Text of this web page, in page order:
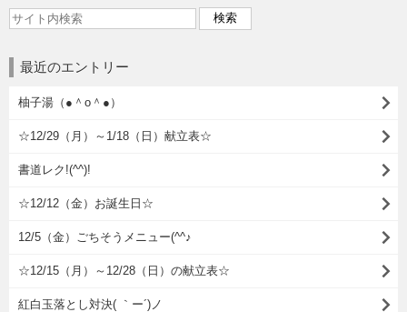
最近のエントリー
柚子湯（●＾o＾●）
☆12/29（月）～1/18（日）献立表☆
書道レク!(^^)!
☆12/12（金）お誕生日☆
12/5（金）ごちそうメニュー(^^♪
☆12/15（月）～12/28（日）の献立表☆
紅白玉落とし対決( ｀ー´)ノ